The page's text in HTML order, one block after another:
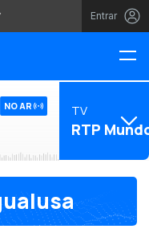
Entrar
NO AR TV
RTP